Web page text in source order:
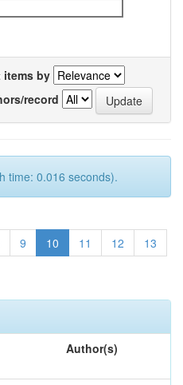
items by
record
time: 0.016 seconds).
9 10 11 12
13
Author(s)